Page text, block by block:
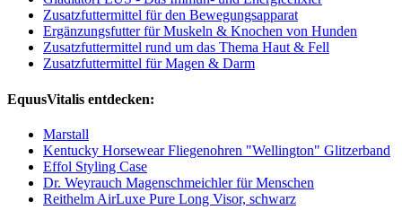
Zusatzfuttermittel für den Bewegungsapparat
Ergänzungsfutter für Muskeln & Knochen von Hunden
Zusatzfuttermittel rund um das Thema Haut & Fell
Zusatzfuttermittel für Magen & Darm
EquusVitalis entdecken:
Marstall
Kentucky Horsewear Fliegenohren "Wellington" Glitzerband
Effol Styling Case
Dr. Weyrauch Magenschmeichler für Menschen
Reithelm AirLuxe Pure Long Visor, schwarz